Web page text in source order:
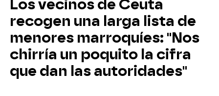
Los vecinos de Ceuta
recogen una larga lista de
menores marroquíes: "Nos
chirría un poquito la cifra
que dan las autoridades"